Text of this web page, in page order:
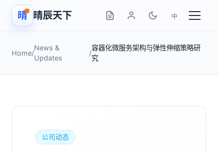
晴 晴辰天下 中
Home/
News &
Updates
/
容器化微服务架构与弹性伸缩策略研
究
公司动态